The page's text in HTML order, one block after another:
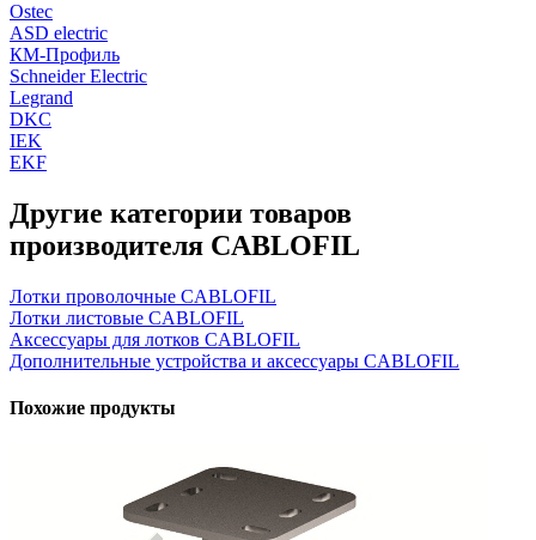
Ostec
ASD electric
КМ-Профиль
Schneider Electric
Legrand
DKC
IEK
EKF
Другие категории товаров
производителя CABLOFIL
Лотки проволочные CABLOFIL
Лотки листовые CABLOFIL
Аксессуары для лотков CABLOFIL
Дополнительные устройства и аксессуары CABLOFIL
Похожие продукты